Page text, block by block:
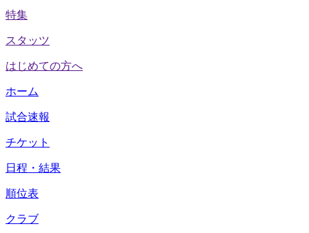
特集
スタッツ
はじめての方へ
ホーム
試合速報
チケット
日程・結果
順位表
クラブ